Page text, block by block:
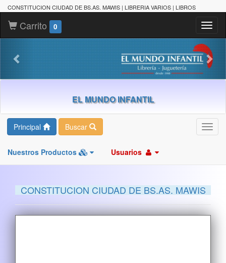
CONSTITUCION CIUDAD DE BS.AS. MAWIS | LIBRERIA VARIOS | LIBROS
Carrito 0
EL MUNDO INFANTIL
Principal Buscar
Nuestros Productos Usuarios
CONSTITUCION CIUDAD DE BS.AS. MAWIS